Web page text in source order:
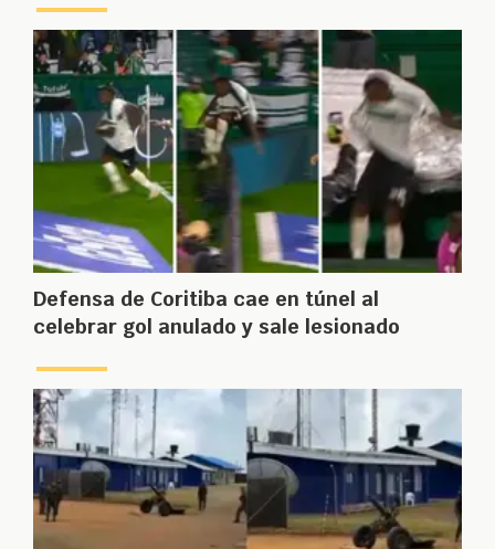
Defensa de Coritiba cae en túnel al
celebrar gol anulado y sale lesionado